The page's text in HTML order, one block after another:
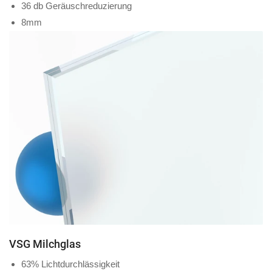
36 db Geräuschreduzierung
8mm
VSG Milchglas
63% Lichtdurchlässigkeit